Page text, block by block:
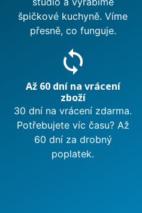
špičkové kuchyně. Víme
přesně, co funguje.
sync
Až 60 dní na vrácení
zboží
30 dní na vrácení zdarma.
Potřebujete víc času? Až
60 dní za drobný
poplatek.